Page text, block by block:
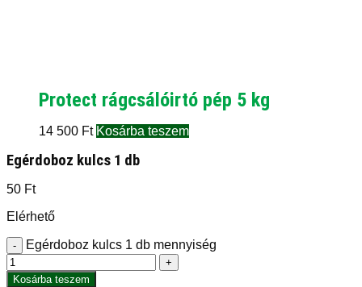
Protect rágcsálóirtó pép 5 kg
14 500 Ft Kosárba teszem
Egérdoboz kulcs 1 db
50 Ft
Elérhető
- Egérdoboz kulcs 1 db mennyiség
+
Kosárba teszem